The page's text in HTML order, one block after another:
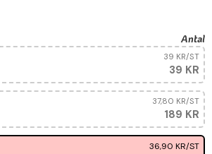
Antal
39 KR
39 KR/ST
189 KR
37,80 KR/ST
36,90 KR/ST